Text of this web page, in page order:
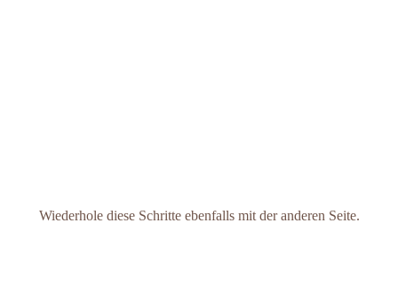
Wiederhole diese Schritte ebenfalls mit der anderen Seite.